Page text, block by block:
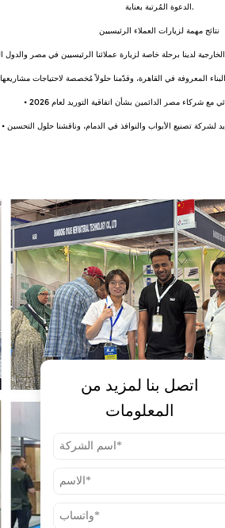
اتصل بنا لمزيد من
المعلومات
الدعوة المُرتبة بعناية.
نتائج مهمة لزيارات العملاء الرئيسيين